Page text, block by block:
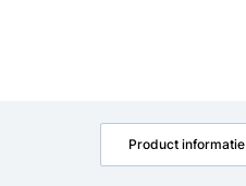
Product informatie